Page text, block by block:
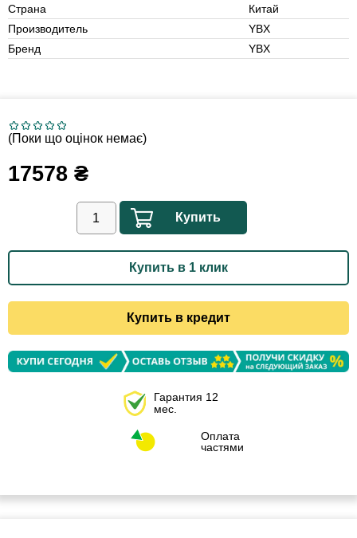
Страна
Китай
Производитель
YBX
Бренд
YBX
(Поки що оцінок немає)
17578 ₴
Купить
Купить в 1 клик
Купить в кредит
Гарантия 12
мес.
Оплата
частями